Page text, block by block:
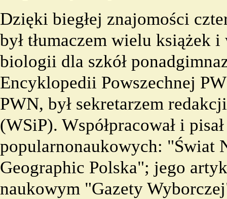
Dzięki biegłej znajomości
był tłumaczem wielu książek
biologii dla szkół
Encyklopedii Powszechnej
PWN, był sekretarzem
(WSiP). Współpracował i
popularnonaukowych: "Świat
Geographic Polska"; jego
naukowym "Gazety